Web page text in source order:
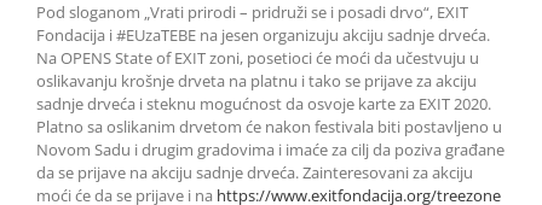
Pod sloganom „Vrati prirodi – pridruži se i posadi drvo“, EXIT
Fondacija i #EUzaTEBE na jesen organizuju akciju sadnje drveća.
Na OPENS State of EXIT zoni, posetioci će moći da učestvuju u
oslikavanju krošnje drveta na platnu i tako se prijave za akciju
sadnje drveća i steknu mogućnost da osvoje karte za EXIT 2020.
Platno sa oslikanim drvetom će nakon festivala biti postavljeno u
Novom Sadu i drugim gradovima i imaće za cilj da poziva građane
da se prijave na akciju sadnje drveća. Zainteresovani za akciju
moći će da se prijave i na https://www.exitfondacija.org/treezone